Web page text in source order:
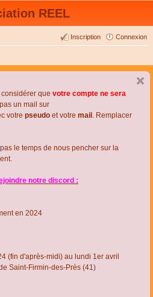
REEL
Connexion
Inscription
que votre compte ne sera
un mail sur
votre pseudo et votre mail . Remplacer
le temps de nous pencher sur la
notre discord :
en 2024
(fin d'après-midi) au lundi 1er avril
Saint-Firmin-des-Près (41)